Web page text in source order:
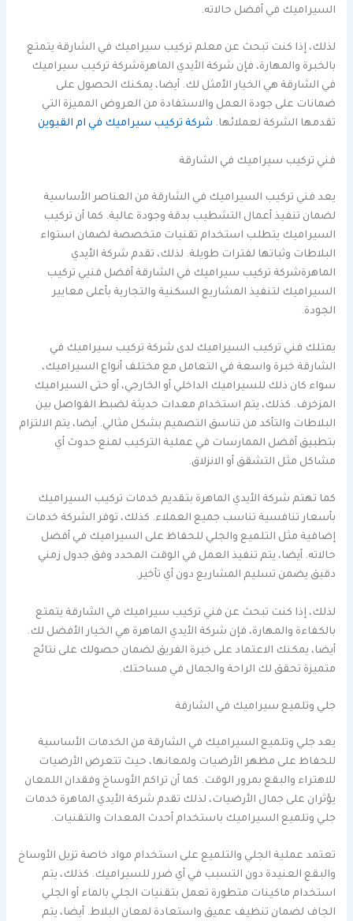
السيراميك في أفضل حالاته.
لذلك، إذا كنت تبحث عن معلم تركيب سيراميك في الشارقة يتمتع
بالخبرة والمهارة، فإن شركة الأيدي الماهرةشركة تركيب سيراميك
في الشارقة هي الخيار الأمثل لك. أيضا، يمكنك الحصول على
ضمانات على جودة العمل والاستفادة من العروض المميزة التي
تقدمها الشركة لعملائها. شركة تركيب سيراميك في ام القيوين
فني تركيب سيراميك في الشارقة
يعد فني تركيب السيراميك في الشارقة من العناصر الأساسية
لضمان تنفيذ أعمال التشطيب بدقة وجودة عالية. كما أن تركيب
السيراميك يتطلب استخدام تقنيات متخصصة لضمان استواء
البلاطات وثباتها لفترات طويلة. لذلك، تقدم شركة الأيدي
الماهرةشركة تركيب سيراميك في الشارقة أفضل فنيي تركيب
السيراميك لتنفيذ المشاريع السكنية والتجارية بأعلى معايير
الجودة.
يمتلك فني تركيب السيراميك لدى شركة تركيب سيراميك في
الشارقة خبرة واسعة في التعامل مع مختلف أنواع السيراميك،
سواء كان ذلك للسيراميك الداخلي أو الخارجي، أو حتى السيراميك
المزخرف. كذلك، يتم استخدام معدات حديثة لضبط الفواصل بين
البلاطات والتأكد من تناسق التصميم بشكل مثالي. أيضا، يتم الالتزام
بتطبيق أفضل الممارسات في عملية التركيب لمنع حدوث أي
مشاكل مثل التشقق أو الانزلاق.
كما تهتم شركة الأيدي الماهرة بتقديم خدمات تركيب السيراميك
بأسعار تنافسية تناسب جميع العملاء. كذلك، توفر الشركة خدمات
إضافية مثل التلميع والجلي للحفاظ على السيراميك في أفضل
حالاته. أيضا، يتم تنفيذ العمل في الوقت المحدد وفق جدول زمني
دقيق يضمن تسليم المشاريع دون أي تأخير.
لذلك، إذا كنت تبحث عن فني تركيب سيراميك في الشارقة يتمتع
بالكفاءة والمهارة، فإن شركة الأيدي الماهرة هي الخيار الأفضل لك.
أيضا، يمكنك الاعتماد على خبرة الفريق لضمان حصولك على نتائج
متميزة تحقق لك الراحة والجمال في مساحتك.
جلي وتلميع سيراميك في الشارقة
يعد جلي وتلميع السيراميك في الشارقة من الخدمات الأساسية
للحفاظ على مظهر الأرضيات ولمعانها، حيث تتعرض الأرضيات
للاهتراء والبقع بمرور الوقت. كما أن تراكم الأوساخ وفقدان اللمعان
يؤثران على جمال الأرضيات، لذلك تقدم شركة الأيدي الماهرة خدمات
جلي وتلميع السيراميك باستخدام أحدث المعدات والتقنيات.
تعتمد عملية الجلي والتلميع على استخدام مواد خاصة تزيل الأوساخ
والبقع العنيدة دون التسبب في أي ضرر للسيراميك. كذلك، يتم
استخدام ماكينات متطورة تعمل بتقنيات الجلي بالماء أو الجلي
الجاف لضمان تنظيف عميق واستعادة لمعان البلاط. أيضا، يتم